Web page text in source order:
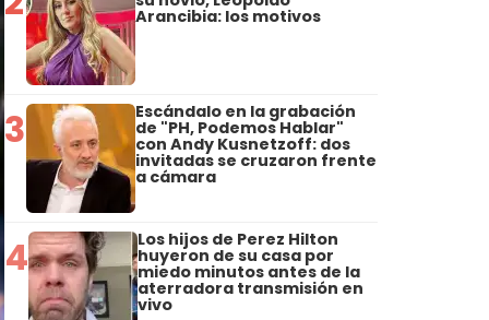
Arancibia: los motivos
3 Escándalo en la grabación
de "PH, Podemos Hablar"
con Andy Kusnetzoff: dos
invitadas se cruzaron frente
a cámara
4 Los hijos de Perez Hilton
huyeron de su casa por
miedo minutos antes de la
aterradora transmisión en
vivo